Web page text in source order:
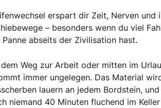
erspart dir Zeit, Nerven und
– besonders wenn du viel
abseits der Zivilisation hast.
Weg zur Arbeit oder mitten im
immer ungelegen. Das Material
lauern an jedem Bordstein, und
niemand 40 Minuten fluchend im